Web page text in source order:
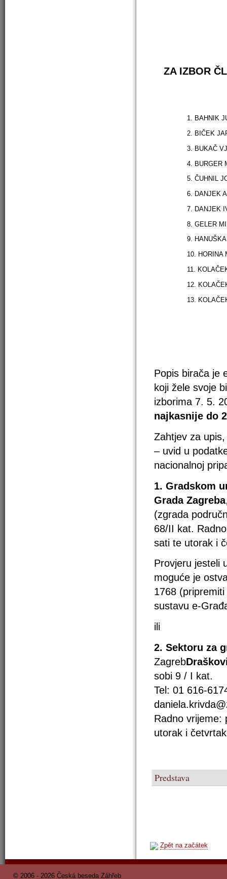
ZA IZBOR
1. BAHNIK
2. BIČEK
3. BUKAČ
4. BURGER
5. ČUHNIL
6. DANJEK
7. DANJEK
8. GELER
9.
10. HORINA
11.
12.
13.
Popis birača je
koji žele svoje
izborima 7. 5.
najkasnije do
Zahtjev za
– uvid u
nacionalnoj
1. Gradskom
Grada Zagreba
(zgrada
68/II kat.
sati te utorak i
Provjeru jesteli
moguće je
1768
sustavu e-
ili
2. Sektoru za
Zagreb
sobi 9 / I kat.
Tel: 01 616-
Radno vrijeme:
utorak i
Predstava
Zpět na začátek
© 2006 - 2026 Česká beseda Záhřeb